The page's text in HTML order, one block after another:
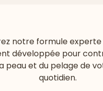
notre formule experte
développée pour
peau et du pelage de
quotidien.